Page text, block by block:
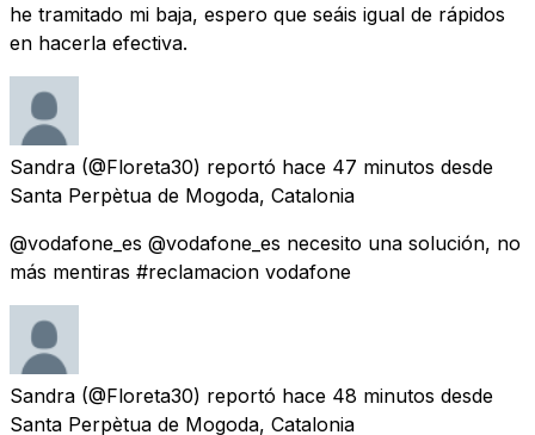
he tramitado mi baja, espero que seáis igual de rápidos
en hacerla efectiva.
Sandra (@Floreta30) reportó hace 47 minutos desde
Santa Perpètua de Mogoda, Catalonia
@vodafone_es @vodafone_es necesito una solución, no
más mentiras #reclamacion vodafone
Sandra (@Floreta30) reportó hace 48 minutos desde
Santa Perpètua de Mogoda, Catalonia